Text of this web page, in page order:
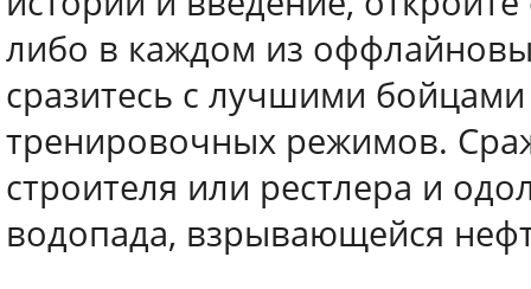
либо в каждом из
сразитесь с лучшими
тренировочных режимов.
строителя или рестлера и
водопада, взрывающейся